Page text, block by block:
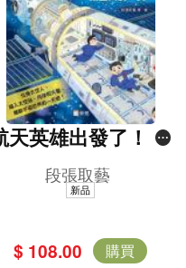
天英雄出發了！太
空人的一天 [新雅．
知識館]
段張取藝
新品
$ 108.00 購買